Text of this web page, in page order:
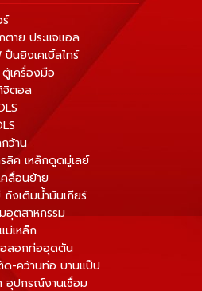
ตาย ประแจแอล
นยิงเคเบิ้ลไทร์
เครื่องมือ
จิตอล
ว้าน
ลิค เหล็กดูดมู่เลย์
คลื่อนย้าย
งเติมน้ำมันเกียร์
ตสาหกรรม
ม่เหล็ก
อลอกท่ออุดตัน
ด-คว้านท่อ บานแป๊ป
อุปกรณ์งานเชื่อม